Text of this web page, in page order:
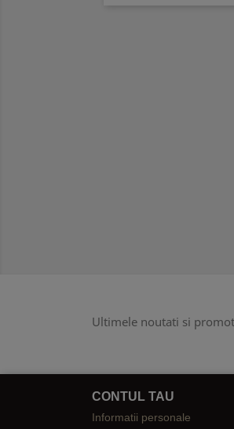
Ultimele noutati si
CONTUL TAU
Informatii personale